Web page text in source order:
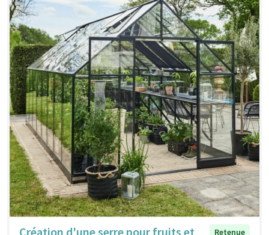
Création d'une serre pour fruits et Retenue